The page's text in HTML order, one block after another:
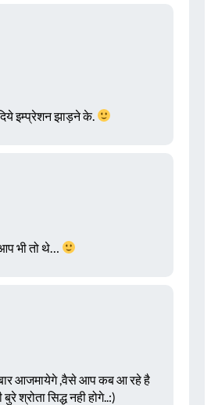
इम्प्रेशन झाड़ने के.
भी तो थे…
आजमायेगे ,वैसे आप कब आ रहे है
श्रोता सिद्ध नही होगे..:)